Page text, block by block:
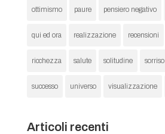
ottimismo paure pensiero negativo
qui ed ora realizzazione recensioni
ricchezza salute solitudine sorriso
successo universo visualizzazione
Articoli recenti